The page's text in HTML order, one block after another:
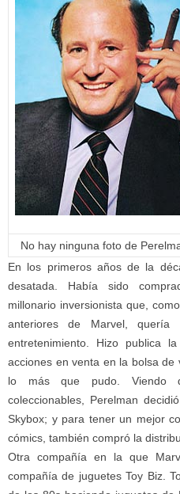
No hay ninguna foto de
En los primeros años de la
desatada. Había sido
millonario inversionista que,
anteriores de Marvel,
entretenimiento. Hizo publica
acciones en venta en la bolsa
lo más que pudo. Viendo
coleccionables, Perelman
Skybox; y para tener un mejor
cómics, también compró la
Otra compañía en la que
compañía de juguetes Toy Biz.